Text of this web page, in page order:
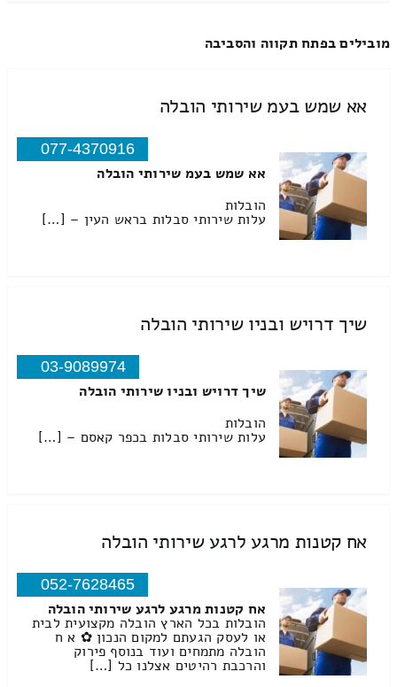
מובילים בפתח תקווה והסביבה
אא שמש בעמ שירותי הובלה
077-4370916
אא שמש בעמ שירותי הובלה
הובלות
עלות שירותי סבלות בראש העין – […]
שיך דרויש ובניו שירותי הובלה
03-9089974
שיך דרויש ובניו שירותי הובלה
הובלות
עלות שירותי סבלות בכפר קאסם – […]
אח קטנות מרגע לרגע שירותי הובלה
052-7628465
אח קטנות מרגע לרגע שירותי הובלה
הובלות בכל הארץ הובלה מקצועית לבית
או לעסק הגעתם למקום הנכון ✿ א ח
הובלה מתמחים ועוד בנוסף פירוק
והרכבת רהיטים אצלנו כל […]